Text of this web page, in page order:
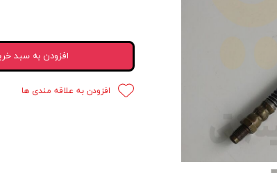
افزودن به سبد
افزودن به علاقه مندی ها